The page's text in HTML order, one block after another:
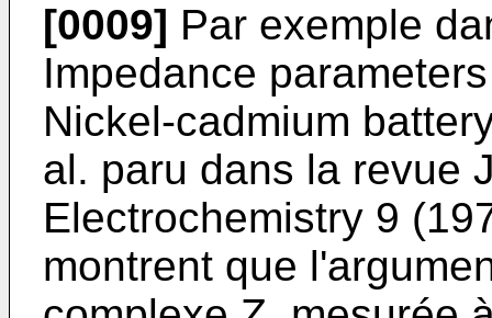
[0009] Par exemple
Impedance
Nickel-cadmium
al. paru dans la revue
Electrochemistry 9
montrent que